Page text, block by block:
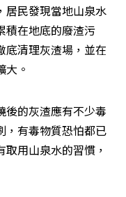
居民發現當地山泉水
積在地底的廢渣污
底清理灰渣場，並在
大。
後的灰渣應有不少毒
，有毒物質恐怕都已
用山泉水的習慣，